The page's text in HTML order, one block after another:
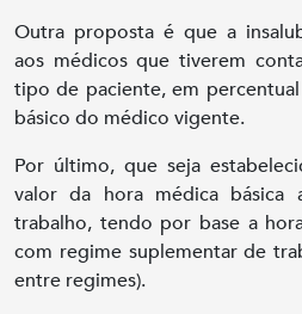
Outra proposta é que a
aos médicos que tiverem
tipo de paciente, em
básico do médico vigente.
Por último, que seja
valor da hora médica
trabalho, tendo por base a
com regime suplementar de
entre regimes).